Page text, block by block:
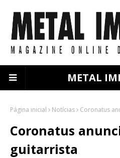
METAL
Página inicial Notícias Coronatus
Coronatus
guitarrista